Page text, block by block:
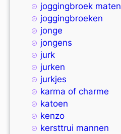
joggingbroek maten
joggingbroeken
jonge
jongens
jurk
jurken
jurkjes
karma of charme
katoen
kenzo
kersttrui mannen